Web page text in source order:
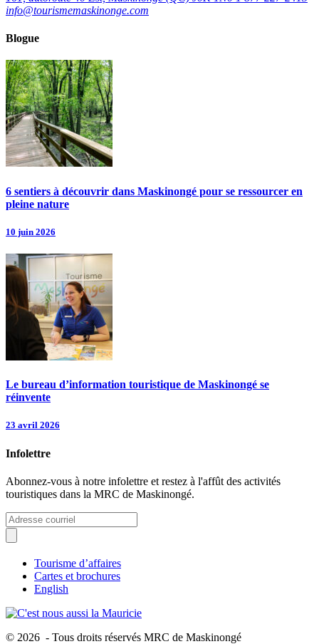
info@tourismemaskinonge.com
Blogue
6 sentiers à découvrir dans Maskinongé pour se ressourcer en
pleine nature
10 juin 2026
Le bureau d’information touristique de Maskinongé se
réinvente
23 avril 2026
Infolettre
Abonnez-vous à notre infolettre et restez à l'affût des activités
touristiques dans la MRC de Maskinongé.
Tourisme d’affaires
Cartes et brochures
English
© 2026 - Tous droits réservés MRC de Maskinongé